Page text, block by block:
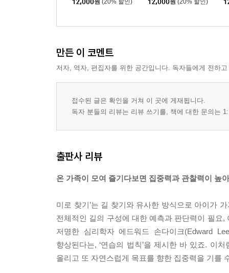
12,000원 (20% 할인) 12,000원 (20% 할인)
만든 이 코멘트
저자, 역자, 편집자를 위한 공간입니다. 독자들에게 전하
접수된 글은 확인을 거쳐 이 곳에 게재됩니다.
독자 분들의 리뷰는 리뷰 쓰기를, 책에 대한 문의는
출판사 리뷰
온 가족이 모여 즐기다보면 집중력과 관찰력이 높
미로 찾기’는 길 찾기와 유사한 방식으로 아이가
전체적인 길의 구성에 대한 예측과 판단력이 필요
저명한 심리학자 에드워드 손다이크(Edward
향상된다는, ‘연습의 법칙’을 제시한 바 있죠. 이
올리고 또 자연스럽게 목표를 향한 집중력을 기를